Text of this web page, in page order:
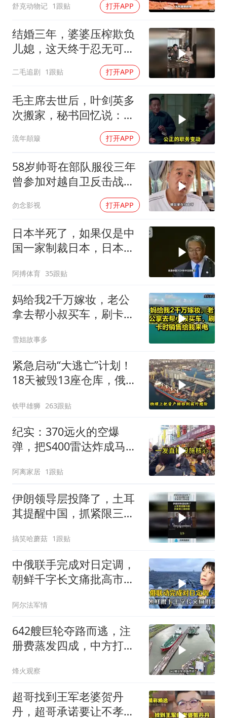
梁家辉百花奖演讲落泪
人民的健康、体质、幸福一脉相承
舒克动物记 1跟贴 打开APP
结婚三年，婆婆压榨欺负
儿媳，这天终于忍无可
二毛追剧 1跟贴 打开APP
毛主席去世后，叶剑英多
次搬家，秘书回忆说：有
流年顛簸 打开APP
58岁帅哥在部队服役三年
曾参加对越自卫反击战讲
勿念影视 打开APP
日本半死了，如果仅是中
国一家制裁日本，日本可
阿搏体育 35跟贴
妈给我2千万嫁妆，老公
拿去帮小叔买车，刷卡时
雪姐故事多
紧急启动“大逃亡”计划！
18天被毁13座仓库，俄电
策
铁甲雄狮 263跟贴
纪实：370远火的空爆
弹，把S400雷达炸成马蜂
了
阿离家居 1跟贴
伊朗领导层投降了，土耳
其提醒中国，抓紧限三国
搞笑哈蘑菇 1跟贴
中俄联手完成对日定调，
朝鲜千字长文痛批高市，
阿尔法军情
642艘巨轮夺路而逃，注
册费蒸发四成，中方打到
烽火观察
超哥找到王军老婆贺丹
丹，超哥承诺要让不孝子